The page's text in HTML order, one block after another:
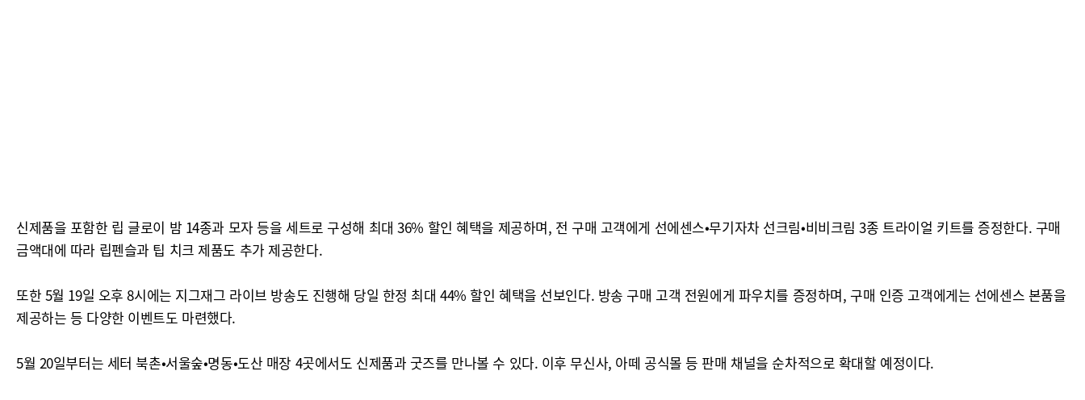
신제품을 포함한 립 글로이 밤 14종과 모자 등을 세트로 구성해 최대 36% 할인 혜택을 제공하며, 전 구매 고객에게 선에센스•무기자차 선크림•비비크림 3종 트라이얼 키트를 증정한다. 구매
금액대에 따라 립펜슬과 팁 치크 제품도 추가 제공한다.
또한 5월 19일 오후 8시에는 지그재그 라이브 방송도 진행해 당일 한정 최대 44% 할인 혜택을 선보인다. 방송 구매 고객 전원에게 파우치를 증정하며, 구매 인증 고객에게는 선에센스 본품을
제공하는 등 다양한 이벤트도 마련했다.
5월 20일부터는 세터 북촌•서울숲•명동•도산 매장 4곳에서도 신제품과 굿즈를 만나볼 수 있다. 이후 무신사, 아떼 공식몰 등 판매 채널을 순차적으로 확대할 예정이다.